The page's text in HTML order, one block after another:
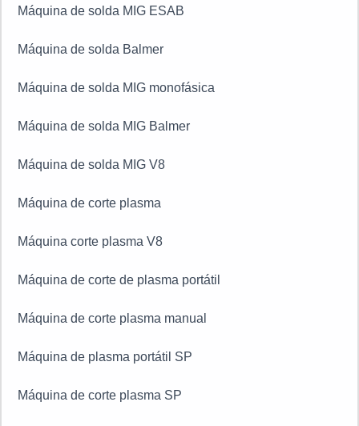
Dewalt, Milwaukee, Metabo, entre outras.
Máquina de solda MIG
Máquina de solda eletrônica
Máquina de solda MIG portátil
Máquina de solda inversora
Máquina de solda TIG inox
Máquina de solda TIG
Máquina de solda MIG ESAB
Máquina de solda Balmer
Máquina de solda MIG monofásica
Máquina de solda MIG Balmer
Máquina de solda MIG V8